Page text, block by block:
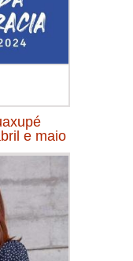
e maio